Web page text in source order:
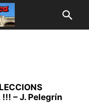
!!! – J. Pelegrín